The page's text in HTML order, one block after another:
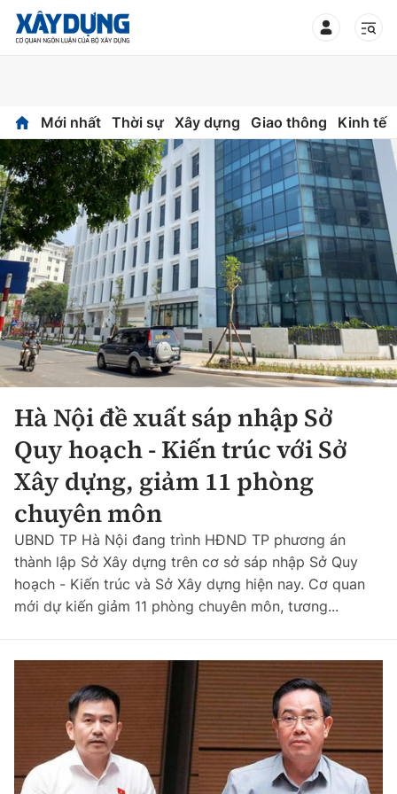
CHUYÊN MỤC
Mới nhất
Thời sự
Chính trị
Xã hội
Chuyện dọc đường
Cải chính
Xây dựng
Chỉ đạo điều hành
Quy hoạch kiến trúc
Vật liệu xây dựng
Giám định chất lượng
Quản lý đô thị
Giao thông
Quản lý
Đường bộ
Hàng không
Đường sắt
Đăng kiểm
Đường thủy
Hàng hải
Đường sắt đô thị
Kinh tế
Thị trường
Tài chính
Chứng khoán
Bảo hiểm
Doanh nghiệp
Pháp luật
Thanh tra
An ninh hình sự
Điều tra
Pháp đình
Hỏi - Đáp
An toàn giao thông
Giao thông 24h
Lái xe an toàn
Chung tay vì ATGT
Chất lượng sống
Đời sống
Lao động - Công đoàn
Showbiz
Điện ảnh
Thể thao
Bóng đá
Bình luận
Công nghệ
Mới nhất Thời sự Xây dựng Giao thông Kinh tế
Hà Nội đề xuất sáp nhập Sở
Quy hoạch - Kiến trúc với Sở
Xây dựng, giảm 11 phòng
chuyên môn
UBND TP Hà Nội đang trình HĐND TP phương án
thành lập Sở Xây dựng trên cơ sở sáp nhập Sở Quy
hoạch - Kiến trúc và Sở Xây dựng hiện nay. Cơ quan
mới dự kiến giảm 11 phòng chuyên môn, tương...